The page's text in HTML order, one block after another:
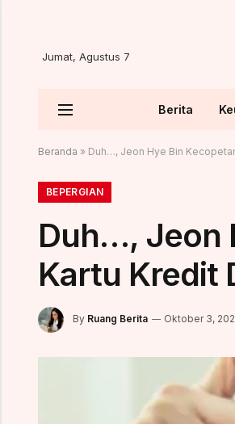
Jumat, Agustus 7
Berita
Beranda » Duh…, Jeon Hye Bin
BEPERGIAN
Duh…, Jeon
Kartu Kredit
By Ruang Berita Oktober 3,